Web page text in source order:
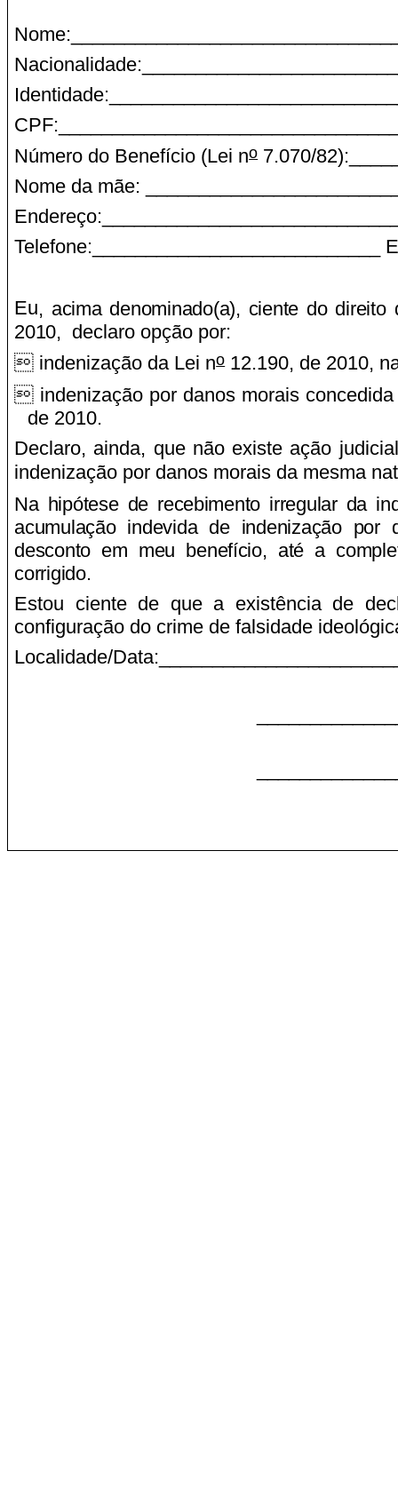
Número do Benefício (Lei no7.070/
Nome da mãe:
Telefone:___________________________
Eu, acima denominado(a), ciente do
2010, declaro opção por:
 indenização da Lei no12.190, de 2010,
 indenização por danos morais
de 2010.
Declaro, ainda, que não existe ação
indenização por danos morais da mesma
Na hipótese de recebimento irregular da
acumulação indevida de indenização por
desconto em meu benefício, até a
corrigido.
Estou ciente de que a existência de
configuração do crime de falsidade
Localidade/